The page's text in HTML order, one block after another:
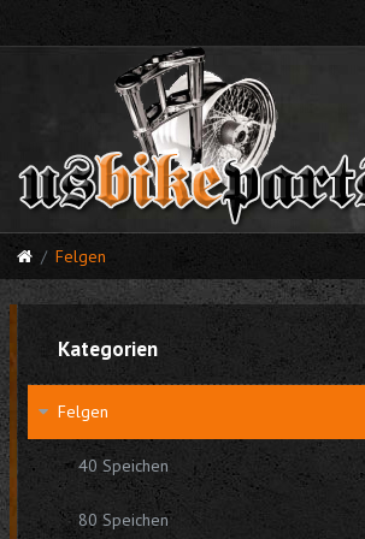
Felgen
Kategorien
Felgen
40 Speichen
80 Speichen